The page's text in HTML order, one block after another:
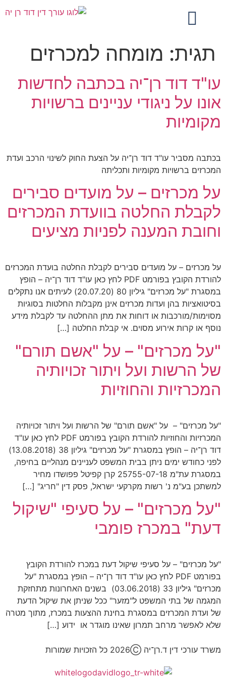
תגית: מומחה למכרזים
עו"ד דוד רן־יה בכתבה לחדשות
אונו על ניגודי עניינים ברשויות
מקומיות
בכתבה מסביר עו"ד דוד רן־יה על הצעת החוק לשינוי הרכב ועדת
המכרזים ברשויות מקומיות ותכליתה
על מכרזים – על מועדים סבירים
לקבלת החלטה בוועדת המכרזים
וחובת המענה לפניות מציעים
על מכרזים – על מועדים סבירים לקבלת החלטה בועדת המכרזים
להורדת הקובץ בפורמט PDF לחץ כאן עו"ד דוד רן־יה – הופץ
במסגרת "על מכרזים" גיליון 80 (20.07.20) לעיתים אנו נתקלים
בסיטואציות בהן ועדות מכרזים אינן מקבלות החלטות בסוגיות
מסוימות/מורכבות או דוחות את מתן ההחלטה עד לקבלת מידע
נוסף או קרות אירוע מסוים. אי קבלת החלטה […]
"על מכרזים" – על "אשם תורם"
של הרשות ועל ויתור זכויותיה
המכרזיות והחוזיות
"על מכרזים" – על "אשם תורם" של הרשות ועל ויתור זכויותיה
המכרזיות והחוזיות להורדת הקובץ בפורמט PDF לחץ כאן עו"ד
דוד רן־יה – הופץ במסגרת "על מכרזים" גיליון 38 (13.08.2018)
לפני כחודש ימים ניתן בבית המשפט לעניינים מנהליים בחיפה,
במסגרת עת"מ 25755-07-18 קרן קפיטל פפושדו מחיר
למשתכן בע"מ נ' רשות מקרקעי ישראל, פסק דין "חריג" […]
"על מכרזים" – על סעיפי "שיקול
דעת" במכרז פומבי
"על מכרזים" – על סעיפי שיקול דעת במכרז להורדת הקובץ
בפורמט PDF לחץ כאן עו"ד דוד רן־יה – הופץ במסגרת "על
מכרזים" גיליון 33 (03.06.2018) בשנים האחרונות מתחזקת
המגמה של בתי המשפט ל"מזער" ככל שניתן את שיקול הדעת
של ועדת המכרזים במסגרת בחינת ההצעות במכרז, מתוך מטרה
שלא לאפשר מרחב תמרון שאינו מוגדר או ידוע […]
משרד עורכי דין ד.רן־יה 2026Ⓒ כל הזכויות שמורות